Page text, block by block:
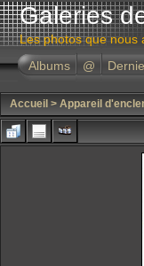
Galeries
Les photos que nous
Albums
@
Accueil > Appareil